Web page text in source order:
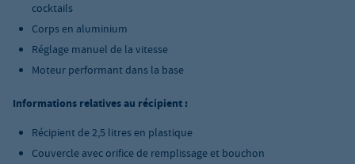
cocktails
Corps en aluminium
Réglage manuel de la vitesse
Moteur performant dans la base
Informations relatives au récipient :
Récipient de 2,5 litres en plastique
Couvercle avec orifice de remplissage et bouchon